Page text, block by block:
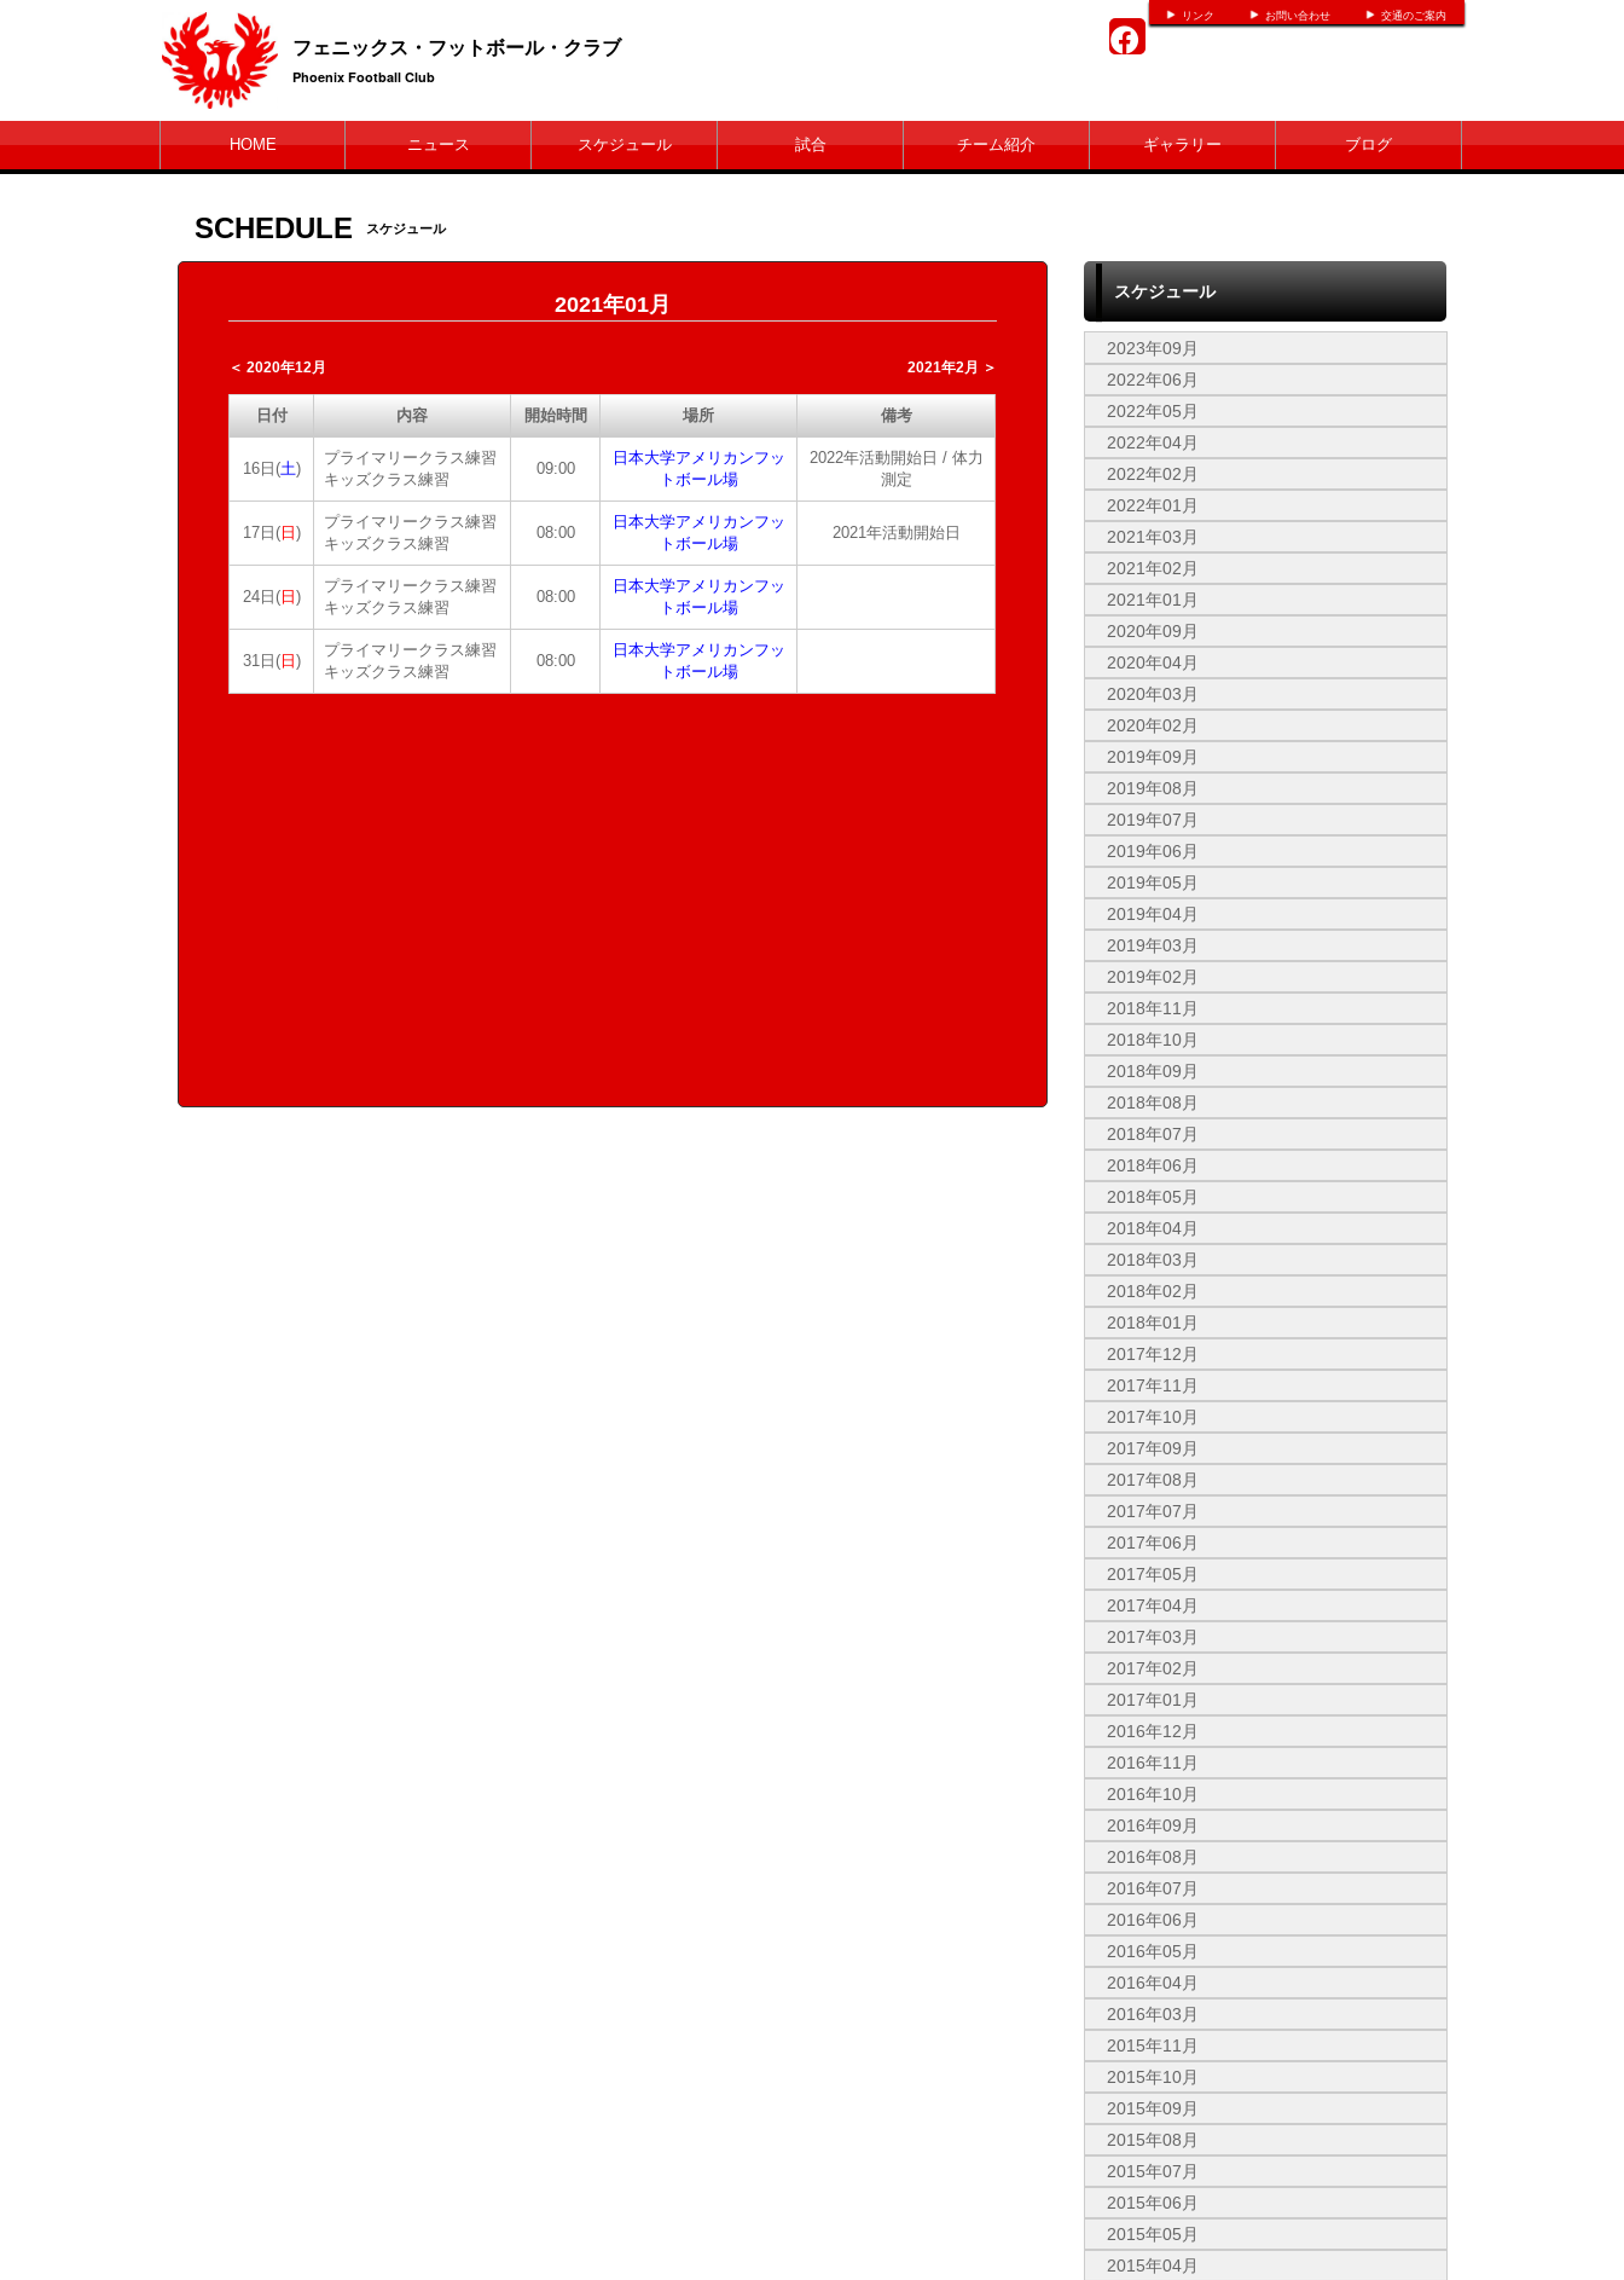
リンク お問い合わせ 交通のご案内
フェニックス・フットボール・クラブ
Phoenix Football Club
HOME ニュース スケジュール 試合 チーム紹介 ギャラリー ブログ
SCHEDULE スケジュール
2021年01月
＜ 2020年12月 2021年2月 ＞
日付 内容 開始時間 場所 備考
16日(土)
プライマリークラス練習
キッズクラス練習
09:00
日本大学アメリカンフッ
トボール場
2022年活動開始日 / 体力
測定
17日(日 )
プライマリークラス練習
キッズクラス練習
08:00
日本大学アメリカンフッ
トボール場
2021年活動開始日
24日(日 )
プライマリークラス練習
キッズクラス練習
08:00
日本大学アメリカンフッ
トボール場
31日(日 )
プライマリークラス練習
キッズクラス練習
08:00
日本大学アメリカンフッ
トボール場
スケジュール
2023年09月
2022年06月
2022年05月
2022年04月
2022年02月
2022年01月
2021年03月
2021年02月
2021年01月
2020年09月
2020年04月
2020年03月
2020年02月
2019年09月
2019年08月
2019年07月
2019年06月
2019年05月
2019年04月
2019年03月
2019年02月
2018年11月
2018年10月
2018年09月
2018年08月
2018年07月
2018年06月
2018年05月
2018年04月
2018年03月
2018年02月
2018年01月
2017年12月
2017年11月
2017年10月
2017年09月
2017年08月
2017年07月
2017年06月
2017年05月
2017年04月
2017年03月
2017年02月
2017年01月
2016年12月
2016年11月
2016年10月
2016年09月
2016年08月
2016年07月
2016年06月
2016年05月
2016年04月
2016年03月
2015年11月
2015年10月
2015年09月
2015年08月
2015年07月
2015年06月
2015年05月
2015年04月